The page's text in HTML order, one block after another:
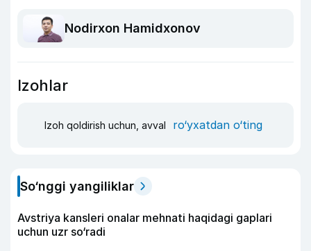
Nodirxon Hamidxonov
Izohlar
Izoh qoldirish uchun, avval ro‘yxatdan o‘ting
So‘nggi yangiliklar
Avstriya kansleri onalar mehnati haqidagi gaplari
uchun uzr so‘radi